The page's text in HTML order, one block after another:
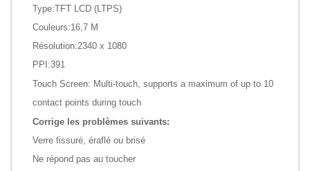
Type:TFT LCD (LTPS)
Couleurs:16,7 M
Résolution:2340 x 1080
PPI:391
Touch Screen: Multi-touch, supports a maximum of up to 10
contact points during touch
Corrige les problèmes suivants:
Verre fissuré, éraflé ou brisé
Ne répond pas au toucher